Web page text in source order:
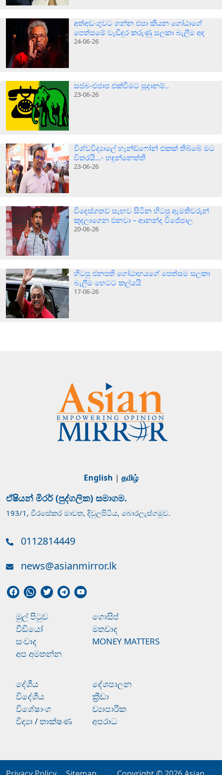
අත්අඩංගුවට ගන්න එපා කියන ගෝඨාගේ
පෙත්සමේ වැඩිදුර කරුණු සලකා බැලීම අද
24-06-26
සජබ-එජාප එක්වීමට සූදානම්..
23-06-26
විශ්වවිද්‍යාලේ හෑන්ඩ්ෆෝන් එකක් තිබ්බේ මට
විතරයි…- හඳුන්නෙත්ති
23-06-26
විදෙස්ගතව සැඟව සිටින හිටපු ඇමතිවරුන්
කුදලාගෙන එනවා – ආනන්ද විජේපාල
20-06-26
හිටපු ජනපති ගෝඨාභයගේ පෙත්සම සලකා
බැලීම හෙටට කල්යයි
17-06-26
English | தமிழ்
ඒෂියන් මිරර් (පුද්ගලික) සමාගම.
193/1, වීරසේකර මාවත, දිවුලපිටිය, බොරලැස්ගමුව.
0112814449
news@asianmirror.lk
මුල් පිටුව
ගොසිප්
වීඩියෝ
මතවාද
සංවාද
MONEY MATTERS
අප අමතන්න
දේශීය
දේශපාලන
විදේශීය
ක්‍රීඩා
විශේෂාංග
ව්‍යාපාරික
විද්‍යා / තාක්ෂණ
අපරාධ